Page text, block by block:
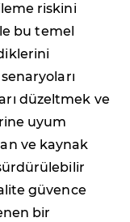
riskini
bu temel
düzeltmek ve
uyum
ve kaynak
güvence
bir